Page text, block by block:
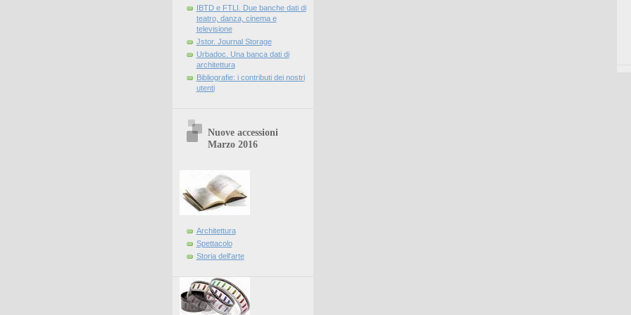
IBTD e FTLI. Due banche dati di
teatro, danza, cinema e
televisione
Jstor. Journal Storage
Urbadoc. Una banca dati di
architettura
Bibliografie: i contributi dei nostri
utenti
Nuove accessioni
Marzo 2016
Architettura
Spettacolo
Storia dell'arte